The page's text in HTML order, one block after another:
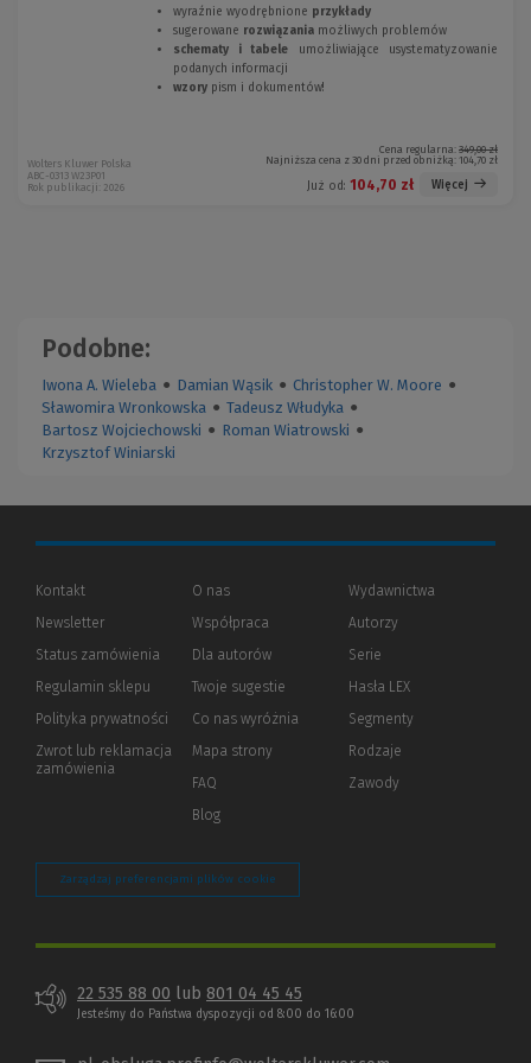
wyraźnie wyodrębnione przykłady
sugerowane rozwiązania możliwych problemów
schematy i tabele umożliwiające usystematyzowanie
podanych informacji
wzory pism i dokumentów!
Cena regularna: 349,00 zł
Najniższa cena z 30 dni przed obniżką: 104,70 zł
Już od: 104,70 zł Więcej
Wolters Kluwer Polska
ABC-0313 W23P01
Rok publikacji: 2026
Podobne:
Iwona A. Wieleba ● Damian Wąsik ● Christopher W. Moore ●
Sławomira Wronkowska ● Tadeusz Włudyka ●
Bartosz Wojciechowski ● Roman Wiatrowski ●
Krzysztof Winiarski
Kontakt
Newsletter
Status zamówienia
Regulamin sklepu
Polityka prywatności (Nowe
(Link
innej
Zwrot lub reklamacja
zamówienia
O nas
Współpraca
Dla autorów(Nowe
(Link
innej
strony)
Twoje sugestie
Co nas wyróżnia
Mapa strony
FAQ
Blog
Wydawnictwa
Autorzy
Serie
Hasła LEX
Segmenty
Rodzaje
Zawody
Zarządzaj preferencjami plików cookie
22 535 88 00 lub 801 04 45 45
Jesteśmy do Państwa dyspozycji od 8:00 do 16:00